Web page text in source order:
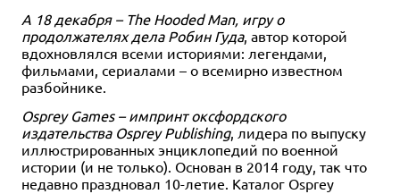
А 18 декабря – The Hooded Man, игру о
продолжателях дела Робин Гуда, автор которой
вдохновлялся всеми историями: легендами,
фильмами, сериалами – о всемирно известном
разбойнике.
Osprey Games – импринт оксфордского
издательства Osprey Publishing, лидера по выпуску
иллюстрированных энциклопедий по военной
истории (и не только). Основан в 2014 году, так что
недавно праздновал 10-летие. Каталог Osprey